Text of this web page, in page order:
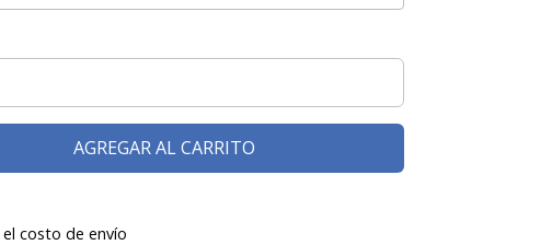
AGREGAR AL CARRITO
costo de envío